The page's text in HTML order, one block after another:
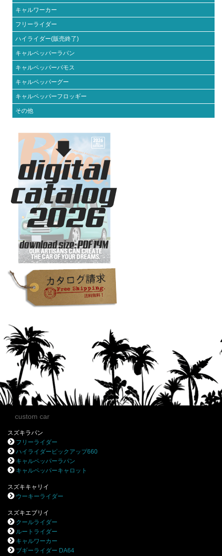
キャルワーカー
フリーライダー
ハイライダー(販売終了)
キャルペッパーラパン
キャルペッパーバモス
キャルペッパーグー
キャルペッパーフロッギー
その他
custom car
スズキラパン
フリーライダー
ハイライダーピックアップ660
キャルペッパーラパン
キャルペッパーキャロット
スズキキャリイ
ウーキーライダー
スズキエブリイ
クールライダー
ルートライダー
キャルワーカー
ブギーライダー DA64